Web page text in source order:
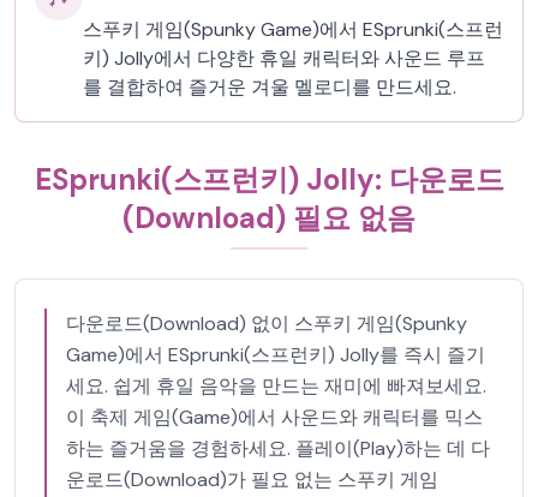
스푸키 게임(Spunky Game)에서 ESprunki(스프런
키) Jolly에서 다양한 휴일 캐릭터와 사운드 루프
를 결합하여 즐거운 겨울 멜로디를 만드세요.
ESprunki(스프런키) Jolly: 다운로드
(Download) 필요 없음
다운로드(Download) 없이 스푸키 게임(Spunky
Game)에서 ESprunki(스프런키) Jolly를 즉시 즐기
세요. 쉽게 휴일 음악을 만드는 재미에 빠져보세요.
이 축제 게임(Game)에서 사운드와 캐릭터를 믹스
하는 즐거움을 경험하세요. 플레이(Play)하는 데 다
운로드(Download)가 필요 없는 스푸키 게임